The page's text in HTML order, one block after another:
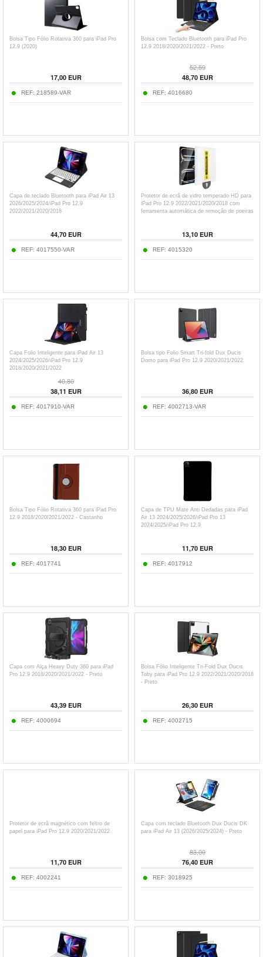
Bolsa Tipo Fólio Rotativa 360 para iPad Pro
12.9 (2020)
17,00EUR
REF: 218589-VAR
Bolsa com Teclado Bluetooth para iPad Pro
12.9 2018/2020/2021/2022 - Preto
52,59
48,70EUR
REF: 4016680
Capa de teclado Bluetooth para iPad Air 13
2026/2025/2024/iPad Pro 12.9
2022/2021/2020/2018
44,70EUR
REF: 4017550-VAR
Protetor de ecrã de vidro temperado HD para
iPad Pro 12.9 2022/2021/2020/2018 com
ferramenta automática de remoção de poeiras
13,10EUR
REF: 4015320
Capa Folio Inteligente para iPad Air 13
2024/2025/2026/iPad Pro 12.9
2018/2020/2021/2022
40,80
38,11 EUR
REF: 4017910-VAR
Bolsa tipo Folio Smart Tri-fold Dux Ducis
Domo para iPad Pro 12.9 2020/2021/2022
36,80EUR
REF: 4002713-VAR
Bolsa Tipo Fólio Rotativa 360 para iPad Pro
12.9 2018/2020/2021/2022 - Castanho
18,30EUR
REF: 4017741
Capa de TPU Mate Anti Dedadas para iPad
Air 13 2024/2025/2026/iPad Pro 13
2024/2025/iPad Pro 12.9
11,70EUR
REF: 4017912
Capa com Alça Heavy Duty 360 para iPad
Pro 12.9 2018/2020/2021/2022 - Preto
43,39EUR
REF: 4000694
Bolsa Fólio Inteligente Tri-Fold Dux Ducis
Toby para iPad Pro 12.9 2022/2021/2020/2018
- Preto
26,30EUR
REF: 4002715
Protetor de ecrã magnético com feltro de
papel para iPad Pro 12.9 2020/2021/2022
11,70EUR
REF: 4002241
Capa com teclado Bluetooth Dux Ducis DK
para iPad Air 13 (2026/2025/2024) - Preto
83,00
76,40EUR
REF: 3018925